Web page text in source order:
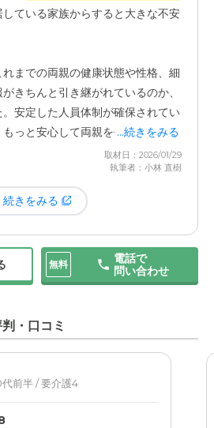
している家族からすると大きな不安
までの両親の健康状態や性格、細
きちんと引き継がれているのか、
安定した人員体制が確保されてい
っと安心して両親を任せることが
...続きをみる
取材日：2026/01/29
執筆者：小林 直樹
続きをみる
無料
電話で
問い合わせ
・口コミ
前半 / 要介護4